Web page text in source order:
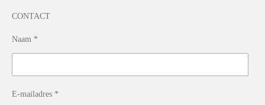
CONTACT
Naam *
E-mailadres *